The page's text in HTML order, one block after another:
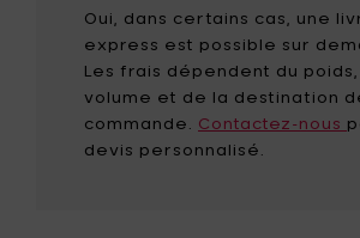
Oui, dans certains cas, une
express est possible sur
Les frais dépendent du poids,
volume et de la destination
commande. Contactez-nous
devis personnalisé.